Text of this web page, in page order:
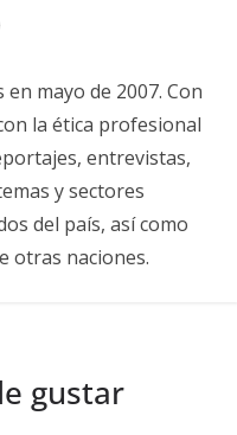
mayo de 2007. Con
la ética profesional
entrevistas,
y sectores
del país, así como
otras naciones.
gustar